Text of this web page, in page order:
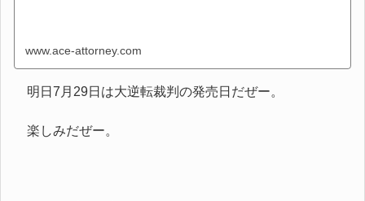
www.ace-attorney.com
明日7月29日は大逆転裁判の発売日だぜー。
楽しみだぜー。